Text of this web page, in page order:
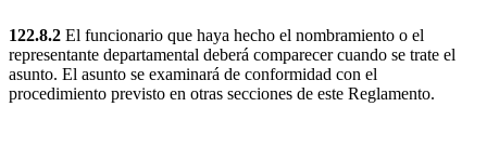
122.8.2 El funcionario que haya hecho el nombramiento o el
representante departamental deberá comparecer cuando se trate el
asunto. El asunto se examinará de conformidad con el
procedimiento previsto en otras secciones de este Reglamento.